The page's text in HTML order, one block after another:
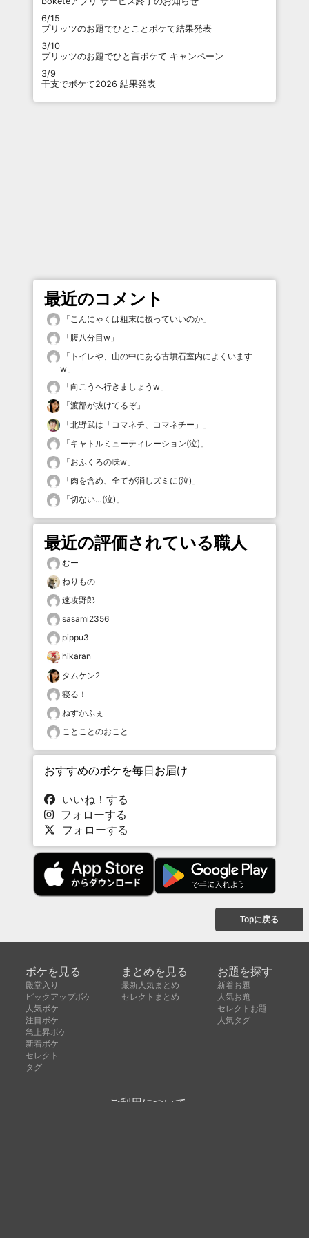
6/15
プリッツのお題でひとことボケて結果発表
3/10
プリッツのお題でひと言ボケて キャンペーン
3/9
干支でボケて2026 結果発表
最近のコメント
「 こんにゃくは粗末に扱っていいのか 」
「腹八分目w 」
「 トイレや、山の中にある古墳石室内によくいます
w 」
「向こうへ行きましょうw 」
「渡部が抜けてるぞ」
「北野武は「コマネチ、コマネチー」
」
「キャトルミューティレーション(泣) 」
「おふくろの味w 」
「肉を含め、全てが消しズミに(泣) 」
「切ない…(泣) 」
最近の評価されている職人
むー
ねりもの
速攻野郎
sasami2356
pippu3
hikaran
タムケン2
寝る！
ねすかふぇ
ことことのおこと
おすすめのボケを毎日お届け
いいね！する
フォローする
フォローする
Topに戻る
ボケを見る
殿堂入り
ピックアップボケ
人気ボケ
注目ボケ
急上昇ボケ
新着ボケ
セレクト
タグ
まとめを見る
最新人気まとめ
セレクトまとめ
お題を探す
新着お題
人気お題
セレクトお題
人気タグ
ご利用について